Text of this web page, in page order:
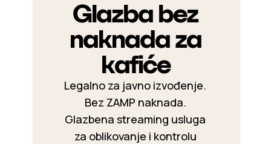
Glazba bez
naknada za
kafiće
Legalno za javno izvođenje.
Bez ZAMP naknada.
Glazbena streaming usluga
za oblikovanje i kontrolu